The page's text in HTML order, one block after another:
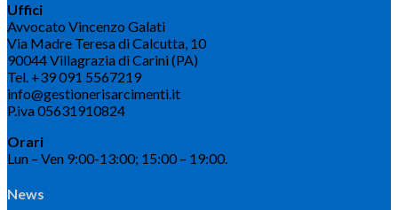
Uffici
Avvocato Vincenzo Galati
Via Madre Teresa di Calcutta, 10
90044 Villagrazia di Carini (PA)
Tel. +39 091 5567219
info@gestionerisarcimenti.it
P.iva 05631910824
Orari
Lun – Ven 9:00-13:00; 15:00 – 19:00.
News